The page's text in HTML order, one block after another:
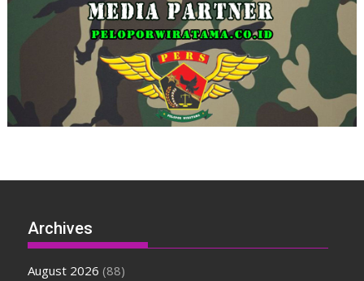
Archives
August 2026 (88)